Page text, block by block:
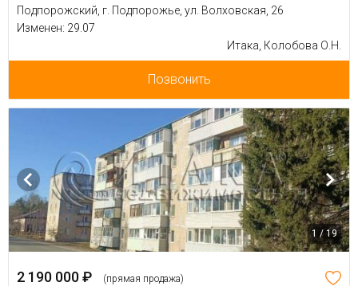
Подпорожский, г. Подпорожье, ул. Волховская, 26
Изменен: 29.07
Итака, Колобова О.Н.
Позвонить
1 / 19
2 190 000 ₽ (прямая продажа)